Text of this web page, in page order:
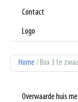
Contact
Logo
U bent hier
Home / Box 3 te
Overwaarde huis